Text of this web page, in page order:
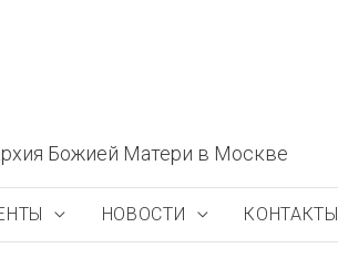
Божией Матери в Москве
НОВОСТИ КОНТАКТЫ